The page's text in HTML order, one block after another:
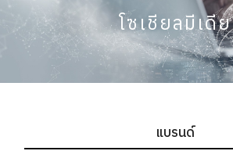
โซเชียลมีเดีย
แบรนด์